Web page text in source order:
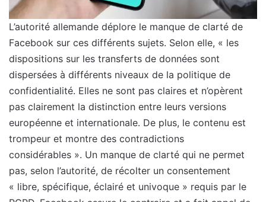
L’autorité allemande déplore le manque de clarté de
Facebook sur ces différents sujets. Selon elle, « les
dispositions sur les transferts de données sont
dispersées à différents niveaux de la politique de
confidentialité. Elles ne sont pas claires et n’opèrent
pas clairement la distinction entre leurs versions
européenne et internationale. De plus, le contenu est
trompeur et montre des contradictions
considérables ». Un manque de clarté qui ne permet
pas, selon l’autorité, de récolter un consentement
« libre, spécifique, éclairé et univoque » requis par le